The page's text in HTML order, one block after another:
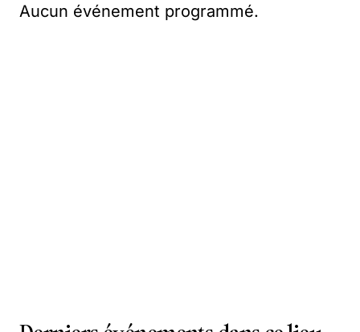
Aucun événement programmé.